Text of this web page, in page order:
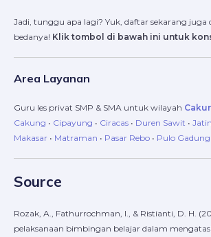
Jadi, tunggu apa lagi? Yuk, daftar sekarang juga
bedanya! Klik tombol di bawah ini untuk
Area Layanan
Guru les privat SMP & SMA untuk wilayah
Cakung • Cipayung • Ciracas • Duren Sawit •
Makasar • Matraman • Pasar Rebo • Pulo Gadung
Source
Rozak, A., Fathurrochman, I., & Ristianti, D. H.
pelaksanaan bimbingan belajar dalam